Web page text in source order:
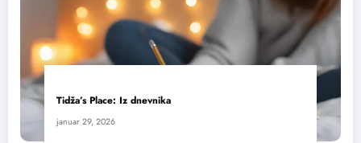
Tidža’s Place: Iz dnevnika
januar 29, 2026